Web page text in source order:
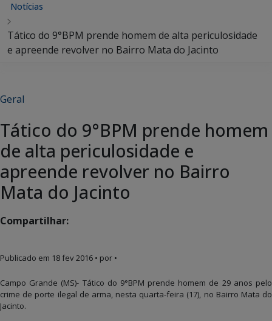
Notícias
Tático do 9°BPM prende homem de alta periculosidade
e apreende revolver no Bairro Mata do Jacinto
Geral
Tático do 9°BPM prende homem
de alta periculosidade e
apreende revolver no Bairro
Mata do Jacinto
Compartilhar:
Publicado em 18 fev 2016 • por •
Campo Grande (MS)- Tático do 9°BPM prende homem de 29 anos pelo
crime de porte ilegal de arma, nesta quarta-feira (17), no Bairro Mata do
Jacinto.